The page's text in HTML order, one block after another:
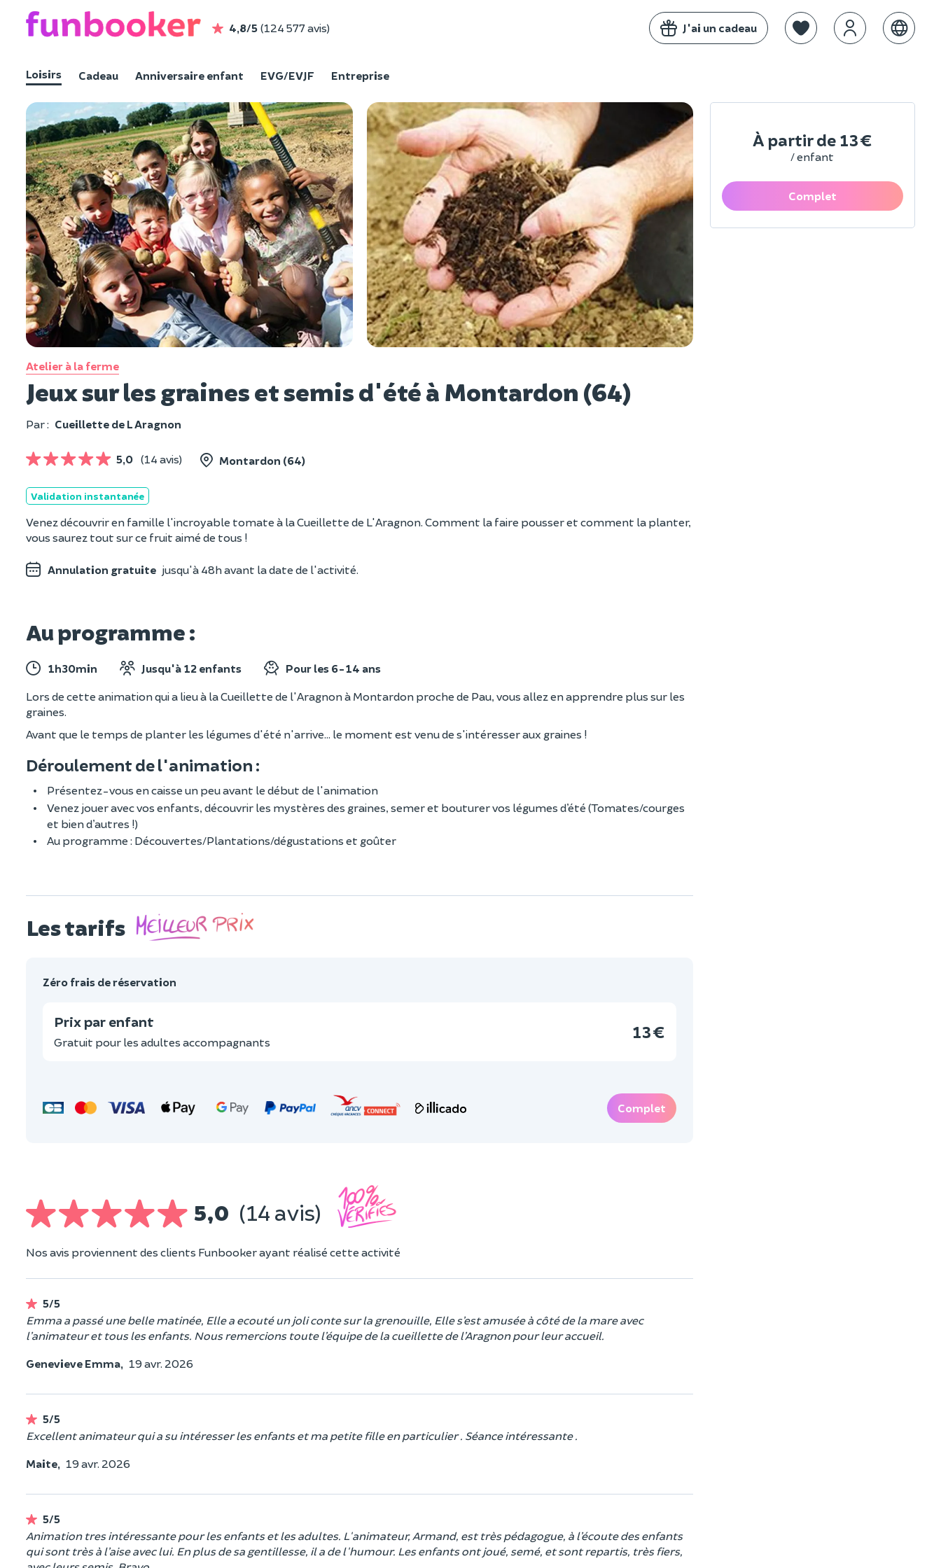
4,8/5 (124 577 avis) J'ai un cadeau
Loisirs Cadeau Anniversaire enfant EVG/EVJF Entreprise
Voir les photos
Atelier à la ferme
Jeux sur les graines et semis d'été à Montardon (64)
Par : Cueillette de L Aragnon
5,0 (14 avis) Montardon (64)
Validation instantanée
Venez découvrir en famille l'incroyable tomate à la Cueillette de L'Aragnon. Comment la faire pousser et comment la planter,
vous saurez tout sur ce fruit aimé de tous !
Annulation gratuite jusqu'à 48h avant la date de l'activité.
Au programme :
1h30min Jusqu'à 12 enfants Pour les 6-14 ans
Lors de cette animation qui a lieu à la Cueillette de l'Aragnon à Montardon proche de Pau, vous allez en apprendre plus sur les
graines.
Avant que le temps de planter les légumes d'été n'arrive... le moment est venu de s'intéresser aux graines !
Déroulement de l'animation :
Présentez-vous en caisse un peu avant le début de l'animation
Venez jouer avec vos enfants, découvrir les mystères des graines, semer et bouturer vos légumes d’été (Tomates/courges
et bien d’autres !)
Au programme : Découvertes/Plantations/dégustations et goûter
Les tarifs
Zéro frais de réservation
Prix par enfant
Gratuit pour les adultes accompagnants
13 €
Complet
5,0 (14 avis)
Nos avis proviennent des clients Funbooker ayant réalisé cette activité
5/5
Emma a passé une belle matinée, Elle a ecouté un joli conte sur la grenouille, Elle s’est amusée à côté de la mare avec
l’animateur et tous les enfants. Nous remercions toute l’équipe de la cueillette de l’Aragnon pour leur accueil.
Genevieve Emma, 19 avr. 2026
5/5
Excellent animateur qui a su intéresser les enfants et ma petite fille en particulier . Séance intéressante .
Maite, 19 avr. 2026
5/5
Animation tres intéressante pour les enfants et les adultes. L'animateur, Armand, est très pédagogue, à l’écoute des enfants
qui sont très à l’aise avec lui. En plus de sa gentillesse, il a de l'humour. Les enfants ont joué, semé, et sont repartis, très fiers,
À partir de 13 €
/ enfant
Complet